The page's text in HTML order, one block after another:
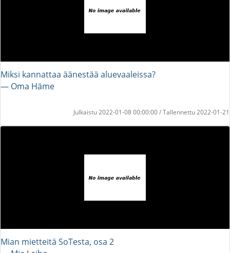
Miksi kannattaa äänestää aluevaaleissa?
― Oma Häme
Julkaistu 2022-01-08 00:00:00 / Tallennettu 2022-01-21
Mian mietteitä SoTesta, osa 2